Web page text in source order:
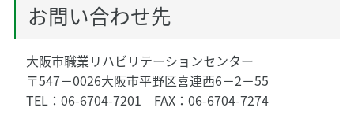
お問い合わせ先
大阪市職業リハビリテーションセンター
〒547－0026大阪市平野区喜連西6－2－55
TEL：06-6704-7201 FAX：06-6704-7274